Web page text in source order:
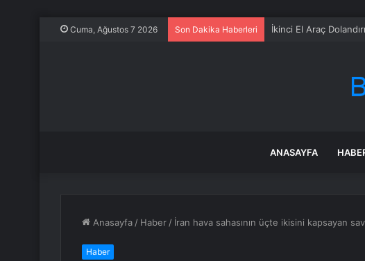
Cuma, Ağustos 7 2026 Son Dakika Haberleri İkinci El Araç
ANASAYFA
Anasayfa / Haber / İran hava sahasının üçte ikisini kapsayan
Haber